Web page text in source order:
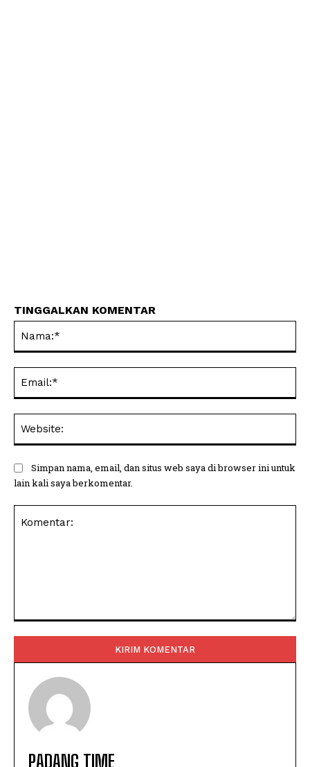
TINGGALKAN KOMENTAR
Simpan nama, email, dan situs web saya di browser ini untuk
lain kali saya berkomentar.
PADANG TIME